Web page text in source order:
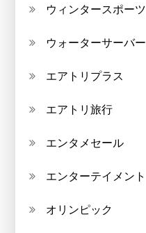
ウィンタースポーツ
ウォーターサーバー
エアトリプラス
エアトリ旅行
エンタメセール
エンターテイメント
オリンピック